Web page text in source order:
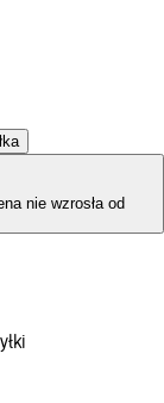
nie wzrosła od